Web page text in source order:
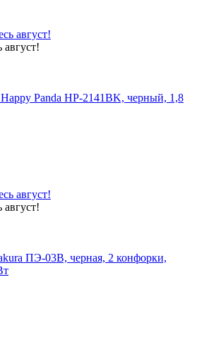
Panda HP-2141BK, черный, 1,8
ПЭ-03В, черная, 2 конфорки,